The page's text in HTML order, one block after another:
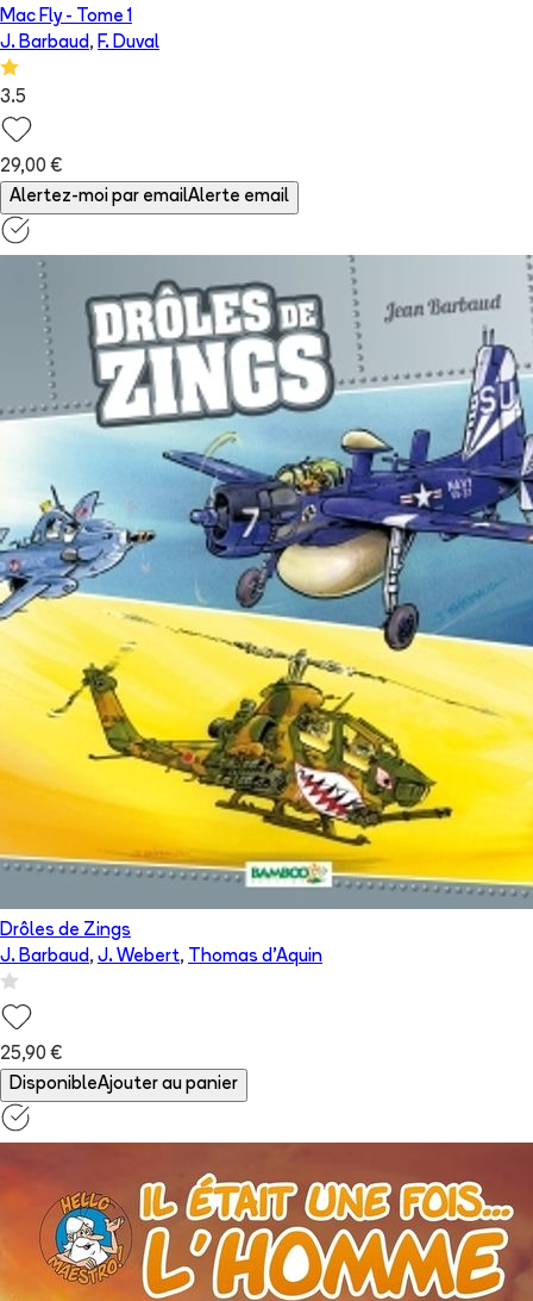
Mac Fly- Tome 1
J. Barbaud, F. Duval
3.5
29,00 €
Alertez-moi par emailAlerte email
Drôles de Zings
J. Barbaud, J. Webert, Thomas d'Aquin
25,90 €
DisponibleAjouter au panier